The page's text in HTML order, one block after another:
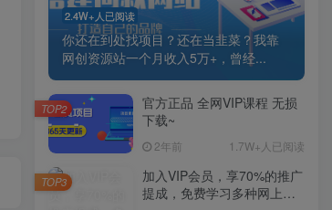
2.4W+人已阅读
你还在到处找项目？还在当韭菜？我靠
网创资源站一个月收入5万+，曾经...
官方正品 全网VIP课程 无损
下载~
2年前 1.7W+人已阅读
TOP2
加入VIP会员，享70%的推广
提成，免费学习多种网上创
TOP3